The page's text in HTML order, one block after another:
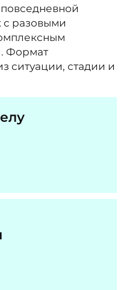
разовыми
Формат
ситуации, стадии и